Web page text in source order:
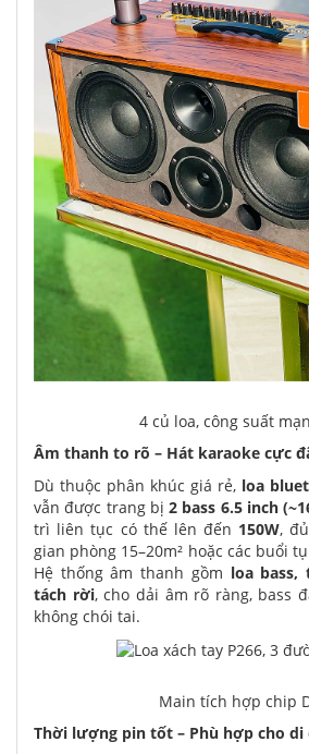
4 củ loa, công suất
Âm thanh to rõ – Hát karaoke cực
Dù thuộc phân khúc giá rẻ, loa
vẫn được trang bị2 bass 6.5 inch
trì liên tục có thế lên đến 150W,
gian phòng 15–20m² hoặc các buổi
Hệ thống âm thanh gồm loa bass,
tách rời, cho dải âm rõ ràng, bass
không chói tai.
Main tích hợp chip
Thời lượng pin tốt – Phù hợp cho di